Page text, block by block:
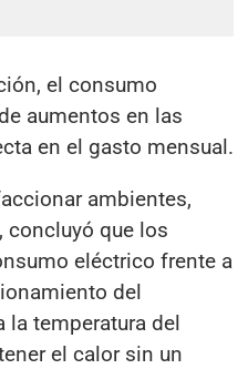
el consumo
aumentos en las
en el gasto mensual.
ambientes,
, concluyó que los
eléctrico frente a
del
la temperatura del
el calor sin un